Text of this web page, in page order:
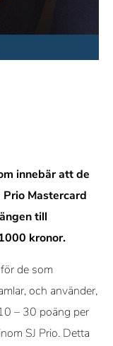
innebär att de
Prio Mastercard
till
kronor.
de som
och använder,
– 30 poäng per
SJ Prio. Detta